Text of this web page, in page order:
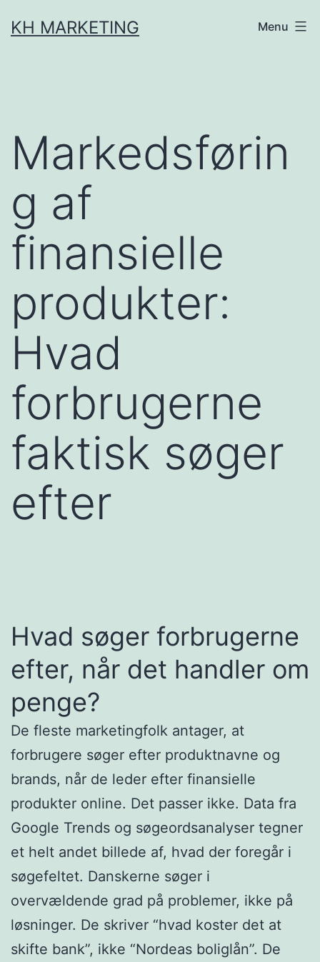
tilKH MARKETING Menu
Markedsførin
g af
finansielle
produkter:
Hvad
forbrugerne
faktisk søger
efter
Hvad søger forbrugerne
efter, når det handler om
penge?
De fleste marketingfolk antager, at
forbrugere søger efter produktnavne og
brands, når de leder efter finansielle
produkter online. Det passer ikke. Data fra
Google Trends og søgeordsanalyser tegner
et helt andet billede af, hvad der foregår i
søgefeltet. Danskerne søger i
overvældende grad på problemer, ikke på
løsninger. De skriver “hvad koster det at
skifte bank”, ikke “Nordeas boliglån”. De